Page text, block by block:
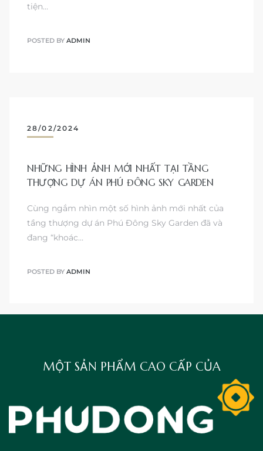
tiện…
POSTED BY ADMIN
28/02/2024
NHỮNG HÌNH ẢNH MỚI NHẤT TẠI TẦNG
THƯỢNG DỰ ÁN PHÚ ĐÔNG SKY GARDEN
Cùng ngắm nhìn một số hình ảnh mới nhất của
tầng thượng dự án Phú Đông Sky Garden đã và
đang “khoác…
POSTED BY ADMIN
MỘT SẢN PHẨM CAO CẤP CỦA